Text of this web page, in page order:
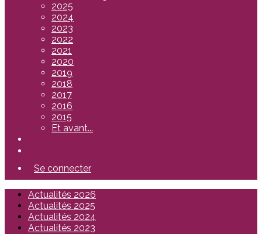
2025
2024
2023
2022
2021
2020
2019
2018
2017
2016
2015
Et avant...
Se connecter
Actualités 2026
Actualités 2025
Actualités 2024
Actualités 2023